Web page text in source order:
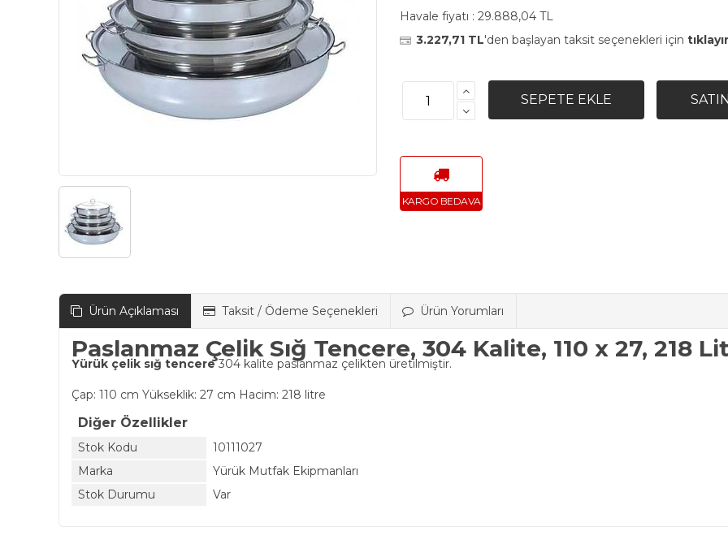
Havale fiyatı : 29.888,04 TL
3.227,71 TL'den başlayan taksit seçenekleri için
Ürün Açıklaması Taksit / Ödeme Seçenekleri Ürün Yorumları
Paslanmaz Çelik Sığ Tencere, 304 Kalite, 110 x 27, 218
Yürük çelik sığ tencere304 kalite paslanmaz çelikten üretilmiştir.
Çap: 110 cm Yükseklik: 27 cm Hacim: 218 litre
Diğer Özellikler
Stok Kodu
10111027
Marka
Yürük Mutfak Ekipmanları
Stok Durumu
Var